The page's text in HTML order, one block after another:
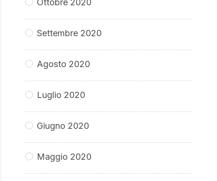
Ottobre 2020
Settembre 2020
Agosto 2020
Luglio 2020
Giugno 2020
Maggio 2020